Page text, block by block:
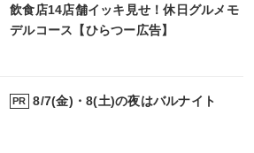
飲食店14店舗イッキ見せ！休日グルメモ
デルコース【ひらつー広告】
PR 8/7(金)・8(土)の夜はバルナイト